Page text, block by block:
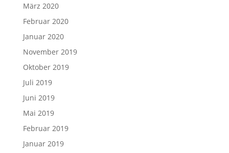
März 2020
Februar 2020
Januar 2020
November 2019
Oktober 2019
Juli 2019
Juni 2019
Mai 2019
Februar 2019
Januar 2019